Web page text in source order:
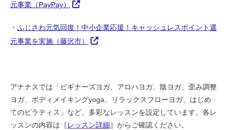
元事業（PayPay）
・ ふじさわ元気回復！中小企業応援！キャッシュレスポイント還
元事業を実施（藤沢市）
アナナスでは「ビギナーズヨガ、アロハヨガ、陰ヨガ、歪み調整
ヨガ、ボディメイキングyoga、リラックスフローヨガ、はじめ
てのピラティス」など、多彩なレッスンを設定しています。各レ
ッスンの内容は［ レッスン詳細］からご確認ください。